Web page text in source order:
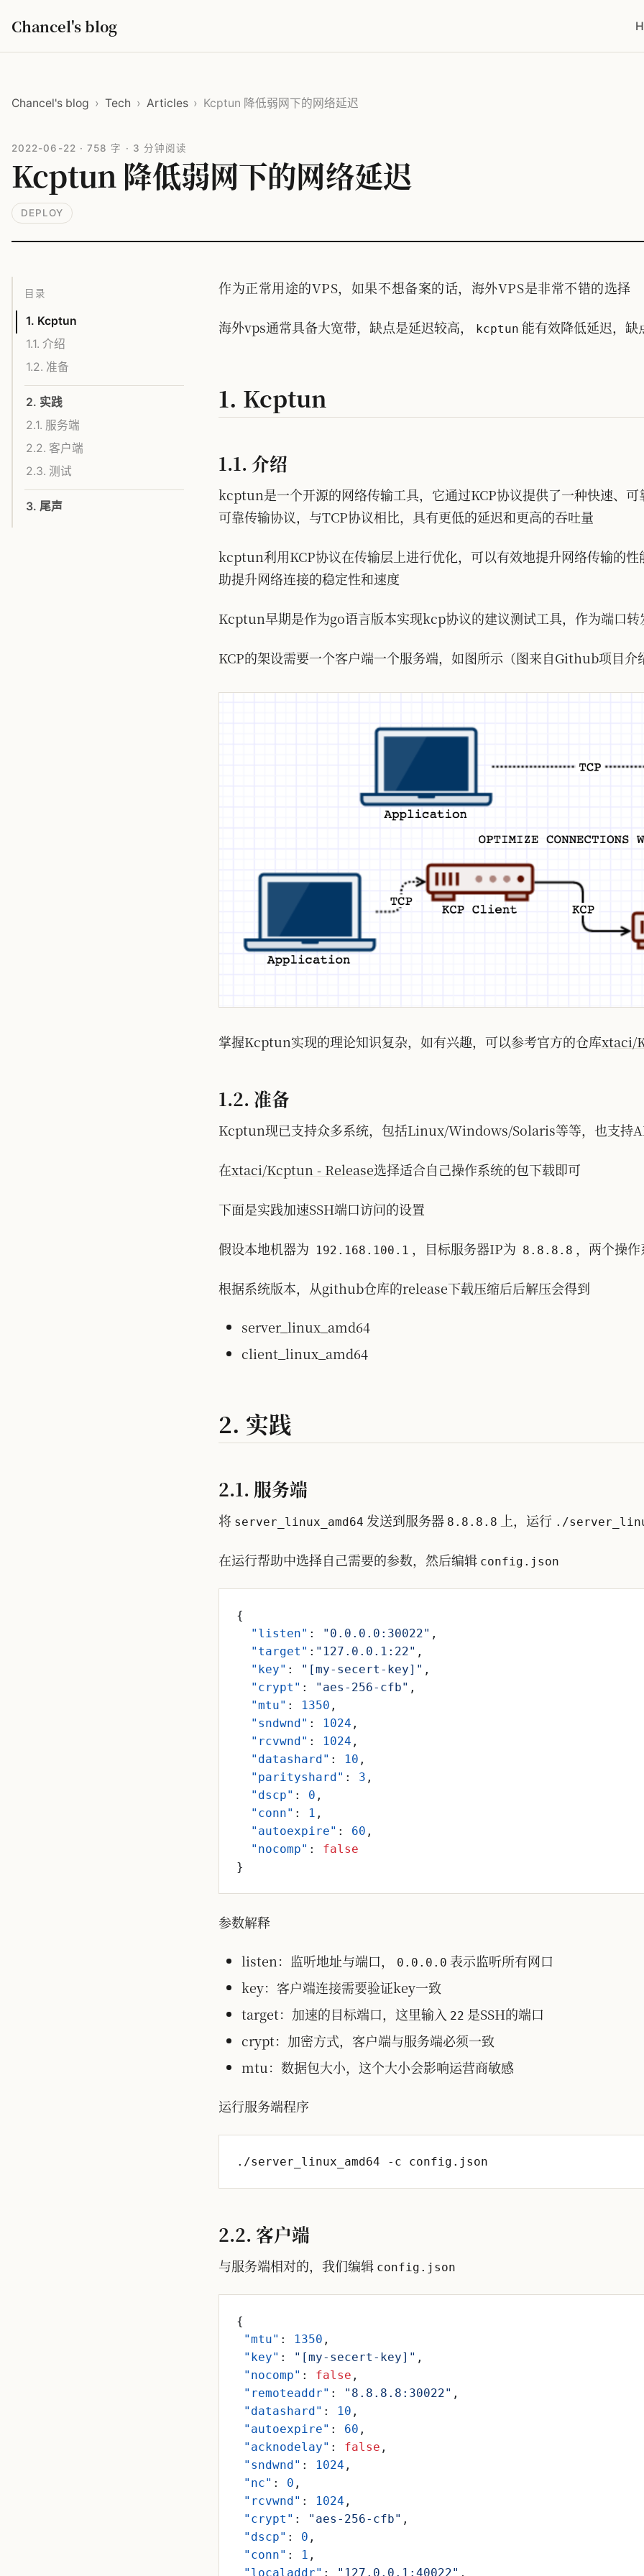
Chancel's blog
Chancel's blog › Tech › Articles › Kcptun 降低弱网下的网络延迟
2022-06-22 · 758 字 · 3 分钟阅读
Kcptun 降低弱网下的网络延迟
DEPLOY
目录
1. Kcptun
1.1. 介绍
1.2. 准备
2. 实践
2.1. 服务端
2.2. 客户端
2.3. 测试
3. 尾声
作为正常用途的VPS，如果不想备案的话，海外VPS是非常不错的选择
海外vps通常具备大宽带，缺点是延迟较高， kcptun 能有效降低延迟，
1. Kcptun
1.1. 介绍
kcptun是一个开源的网络传输工具，它通过KCP协议提供了一种快速、
可靠传输协议，与TCP协议相比，具有更低的延迟和更高的吞吐量
kcptun利用KCP协议在传输层上进行优化，可以有效地提升网络传输的
助提升网络连接的稳定性和速度
Kcptun早期是作为go语言版本实现kcp协议的建议测试工具，作为端口转
KCP的架设需要一个客户端一个服务端，如图所示（图来自Github项目介
掌握Kcptun实现的理论知识复杂，如有兴趣，可以参考官方的仓库xtaci/
1.2. 准备
Kcptun现已支持众多系统，包括Linux/Windows/Solaris等等，也支持
在xtaci/Kcptun - Release选择适合自己操作系统的包下载即可
下面是实践加速SSH端口访问的设置
假设本地机器为 192.168.100.1 ，目标服务器IP为 8.8.8.8 ，两个操
根据系统版本，从github仓库的release下载压缩后后解压会得到
server_linux_amd64
client_linux_amd64
2. 实践
2.1. 服务端
将 server_linux_amd64 发送到服务器 8.8.8.8 上，运行 ./
在运行帮助中选择自己需要的参数，然后编辑 config.json
{
"listen" : "0.0.0.0:30022" ,
"target" : "127.0.0.1:22" ,
"key" : "[my-secert-key]" ,
"crypt" : "aes-256-cfb" ,
"mtu" : 1350 ,
"sndwnd" : 1024 ,
"rcvwnd" : 1024 ,
"datashard" : 10 ,
"parityshard" : 3 ,
"dscp" : 0 ,
"conn" : 1 ,
"autoexpire" : 60 ,
"nocomp" :
false
}
参数解释
listen：监听地址与端口， 0.0.0.0 表示监听所有网口
key：客户端连接需要验证key一致
target：加速的目标端口，这里输入 22 是SSH的端口
crypt：加密方式，客户端与服务端必须一致
mtu：数据包大小，这个大小会影响运营商敏感
运行服务端程序
2.2. 客户端
与服务端相对的，我们编辑 config.json
{
"mtu" : 1350 ,
"key" : "[my-secert-key]" ,
"nocomp" : false ,
"remoteaddr" : "8.8.8.8:30022" ,
"datashard" : 10 ,
"autoexpire" : 60 ,
"acknodelay" : false ,
"sndwnd" : 1024 ,
"nc" : 0 ,
"rcvwnd" : 1024 ,
"crypt" : "aes-256-cfb" ,
"dscp" : 0 ,
"conn" : 1 ,
"localaddr" : "127.0.0.1:40022" ,